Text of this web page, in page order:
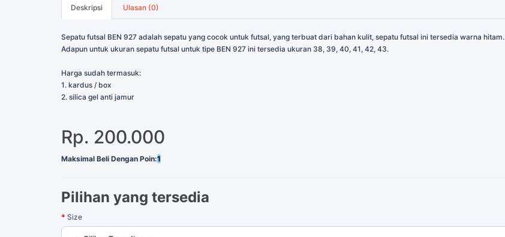
Deskripsi Ulasan (0)
Sepatu futsal BEN 927 adalah sepatu yang cocok untuk futsal, yang terbuat dari bahan kulit, sepatu futsal ini tersedia warna hitam.
Adapun untuk ukuran sepatu futsal untuk tipe BEN 927 ini tersedia ukuran 38, 39, 40, 41, 42, 43.
Harga sudah termasuk:
1. kardus / box
2. silica gel anti jamur
Rp. 200.000
Maksimal Beli Dengan Poin:1
Pilihan yang tersedia
Size